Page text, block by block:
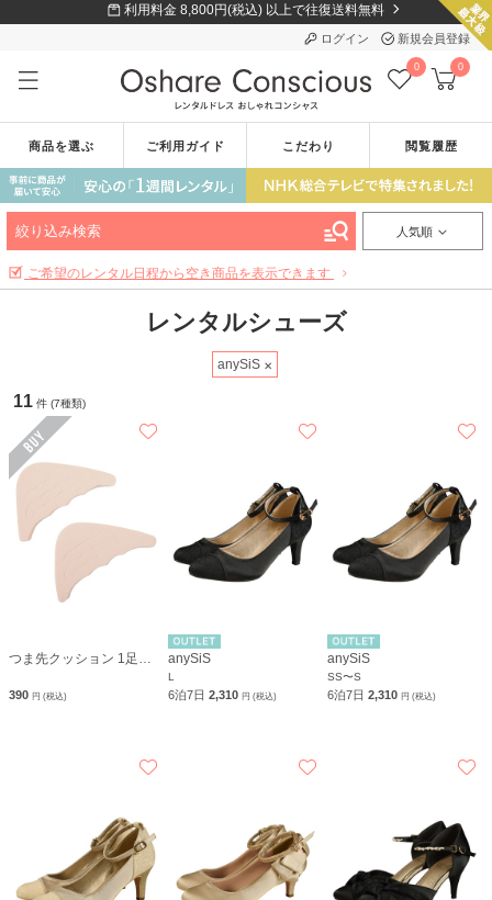
利用料金 8,800円(税込) 以上で往復送料無料
ログイン 新規会員登録
0 0
商品を選ぶ ご利用ガイド こだわり 閲覧履歴
絞り込み検索 人気順
ご希望のレンタル日程から空き商品を表示できます
レンタルシューズ
anySiS
11 件 (7種類)
390 円 (税込)
anySiS
L
6泊7日2,310円 (税込)
anySiS
SS〜S
6泊7日2,310円 (税込)